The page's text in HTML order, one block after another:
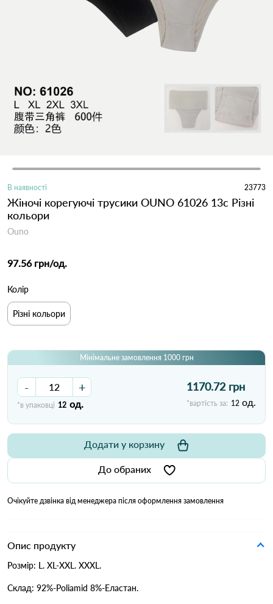
В наявності 23773
Жіночі корегуючі трусики OUNO 61026 13с Різні
кольори
Ouno
97.56 грн/од.
Колір
Різні кольори
Мінімальне замовлення 1000 грн
- +
*в упаковці 12 од.
1170.72 грн
*вартість за: 12 од.
До обраних
Додати у корзину
Очікуйте дзвінка від менеджера після оформлення замовлення
Опис продукту
Розмір: L. XL-XXL. XXXL.
Склад: 92%-Poliamid 8%-Еластан.